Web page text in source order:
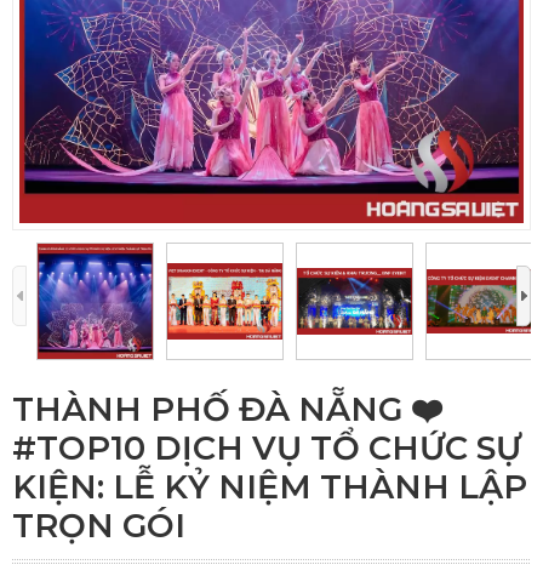
THÀNH PHỐ ĐÀ NẴNG ❤️️
#TOP10 DỊCH VỤ TỔ CHỨC SỰ
KIỆN: LỄ KỶ NIỆM THÀNH LẬP
TRỌN GÓI